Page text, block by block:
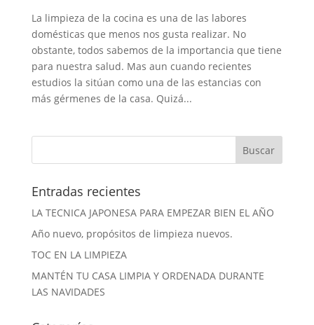
La limpieza de la cocina es una de las labores
domésticas que menos nos gusta realizar. No
obstante, todos sabemos de la importancia que tiene
para nuestra salud. Mas aun cuando recientes
estudios la sitúan como una de las estancias con
más gérmenes de la casa. Quizá...
Entradas recientes
LA TECNICA JAPONESA PARA EMPEZAR BIEN EL AÑO
Año nuevo, propósitos de limpieza nuevos.
TOC EN LA LIMPIEZA
MANTÉN TU CASA LIMPIA Y ORDENADA DURANTE
LAS NAVIDADES